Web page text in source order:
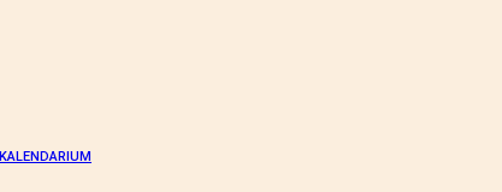
KALENDARIUM